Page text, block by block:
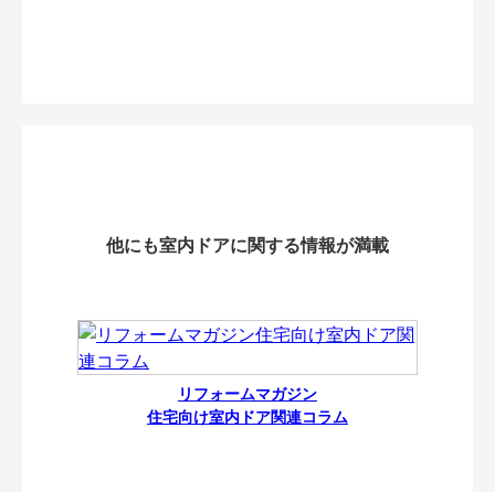
他にも室内ドアに関する情報が満載
リフォームマガジン
住宅向け室内ドア関連コラム